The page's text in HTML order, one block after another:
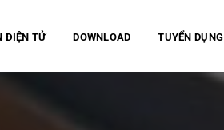
ĐIỆN TỬ DOWNLOAD TUYỂN DỤNG